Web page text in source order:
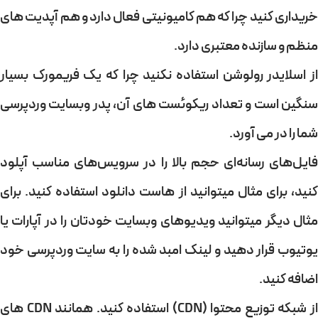
خریداری کنید چرا که همکامیونیتی فعالدارد و همآپدیت های
منظموسازنده معتبریدارد.
از اسلایدر رولوشن استفاده نکنید چرا که یک فریمورک بسیار
سنگین است و تعداد ریکوئست های آن، پدر وبسایت وردپرسی
شما را در می آورد.
فایل‌های رسانه‌ای حجم بالا را در سرویس‌های مناسب آپلود
کنید، برای مثال میتوانید از هاست دانلود استفاده کنید. برای
مثال دیگر میتوانید ویدیوهای وبسایت خودتان را در آپارات یا
یوتیوب قرار دهید و لینک امبد شده را به سایت وردپرسی خود
اضافه کنید.
از شبکه توزیع محتوا (CDN) استفاده کنید. همانند CDN های